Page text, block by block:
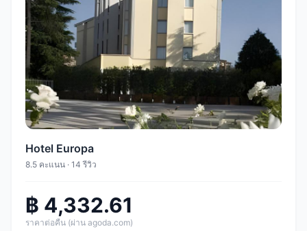
Hotel Europa
8.5 คะแนน · 14 รีวิว
฿ 4,332.61
ราคาต่อคืน (ผ่าน agoda.com)